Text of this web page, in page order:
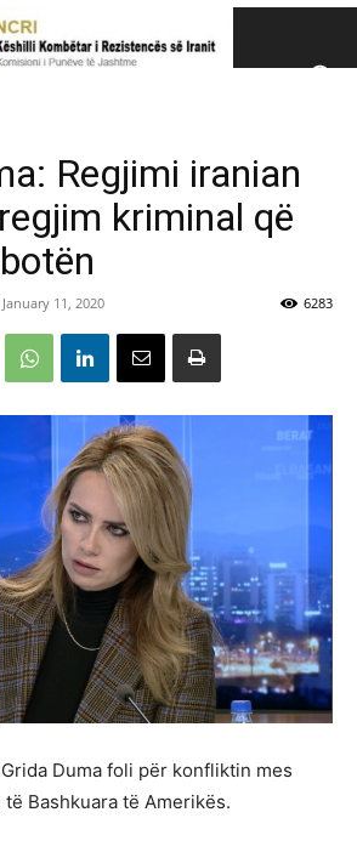
të Rezistencës së Iranit (NCRI)
Regjimi iranian
kriminal që
January 11, 2020 6283
Duma foli për konfliktin mes
Bashkuara të Amerikës.